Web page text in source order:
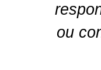
ou